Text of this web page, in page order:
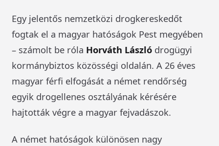
Egy jelentős nemzetközi drogkereskedőt
fogtak el a magyar hatóságok Pest megyében
– számolt be róla Horváth László drogügyi
kormánybiztos közösségi oldalán. A 26 éves
magyar férfi elfogását a német rendőrség
egyik drogellenes osztályának kérésére
hajtották végre a magyar fejvadászok.
A német hatóságok különösen nagy